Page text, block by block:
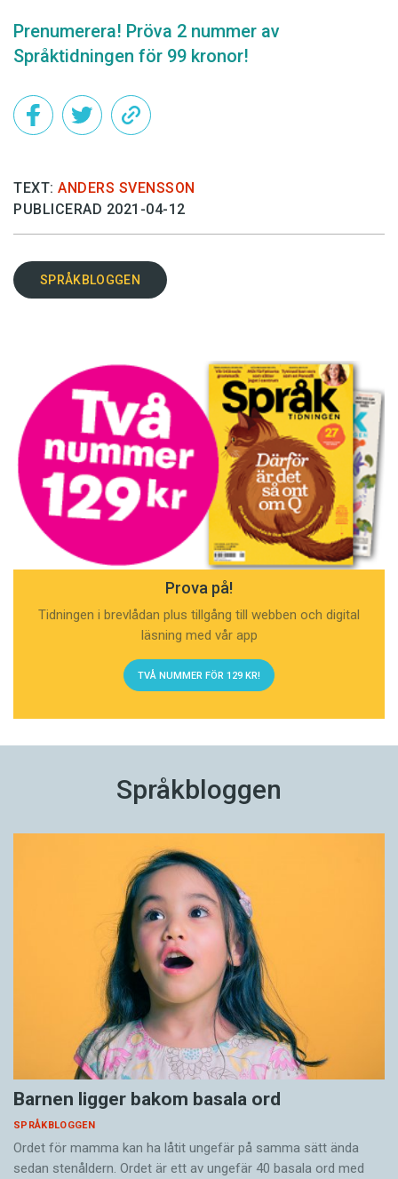
Prenumerera! Pröva 2 nummer av
Språktidningen för 99 kronor!
TEXT: ANDERS SVENSSON
PUBLICERAD 2021-04-12
SPRÅKBLOGGEN
Prova på!
Tidningen i brevlådan plus tillgång till webben och digital
läsning med vår app
TVÅ NUMMER FÖR 129 KR!
Språkbloggen
Barnen ligger bakom basala ord
SPRÅKBLOGGEN
Ordet för mamma kan ha låtit ungefär på samma sätt ända
sedan stenåldern. Ordet är ett av ungefär 40 basala ord med